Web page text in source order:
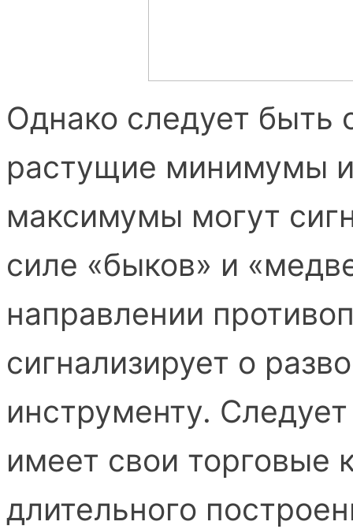
Однако следует быть
растущие минимумы
максимумы могут
силе «быков» и
направлении
сигнализирует о
инструменту.
имеет свои торговые
длительного